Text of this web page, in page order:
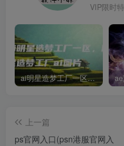
VIP限时
ai明星造梦工厂一区，明星造梦工厂ai图片
上一篇
ps官网入口(psn港服官网入